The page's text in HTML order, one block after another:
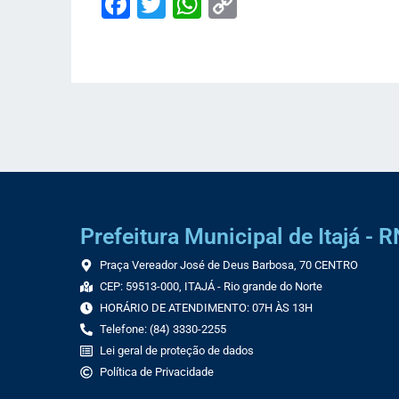
Prefeitura Municipal de Itajá -
Praça Vereador José de Deus Barbosa, 70 CENTRO
CEP: 59513-000, ITAJÁ - Rio grande do Norte
HORÁRIO DE ATENDIMENTO: 07H ÀS 13H
Telefone: (84) 3330-2255
Lei geral de proteção de dados
Política de Privacidade